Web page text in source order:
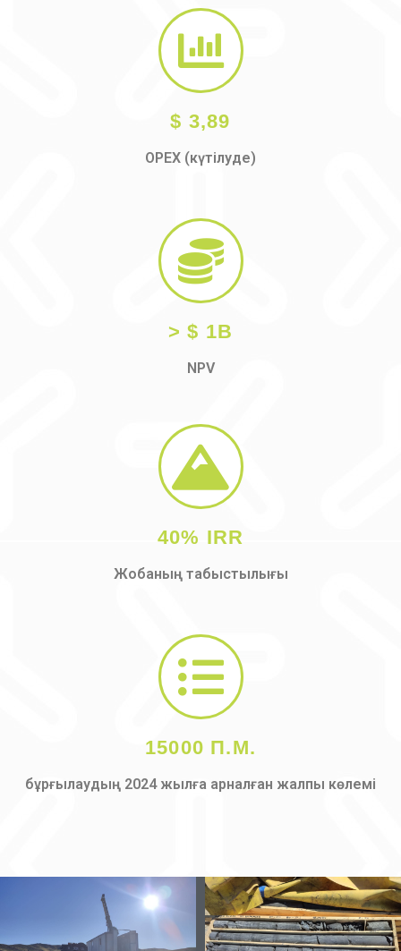
$ 3,89
OPEX (күтілуде)
> $ 1B
NPV
40% IRR
Жобаның табыстылығы
15000 П.М.
бұрғылаудың 2024 жылға арналған жалпы көлемі